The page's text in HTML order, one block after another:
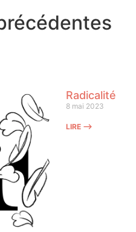
Radicalité
8 mai 2023
LIRE ⟶